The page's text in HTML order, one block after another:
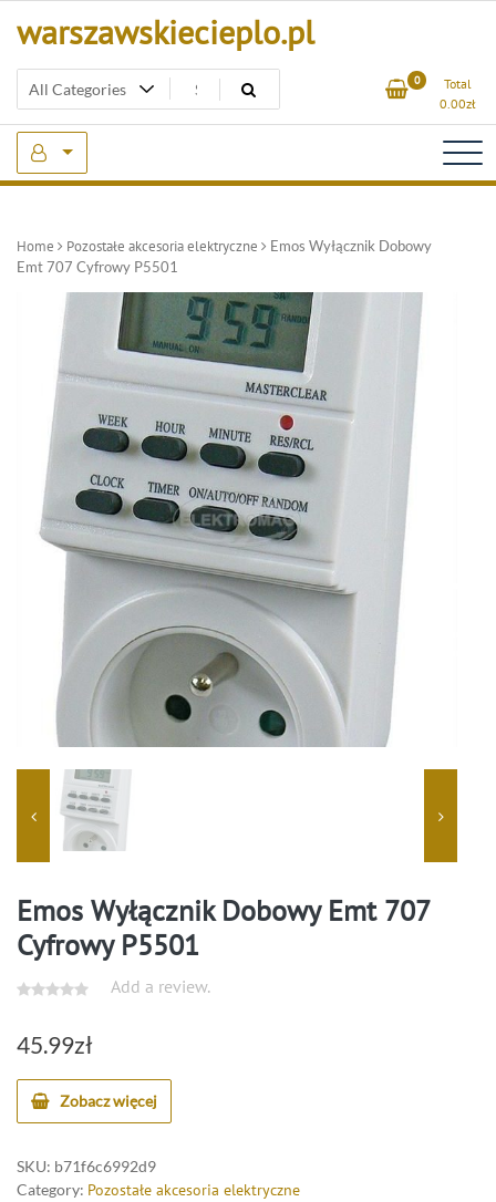
warszawskiecieplo.pl
0
Total
0.00zł
Home Pozostałe akcesoria elektryczne
Emos Wyłącznik Dobowy
Emt 707 Cyfrowy P5501
Emos Wyłącznik Dobowy Emt 707
Cyfrowy P5501
Add a review.
45.99zł
Zobacz więcej
SKU: b71f6c6992d9
Category: Pozostałe akcesoria elektryczne